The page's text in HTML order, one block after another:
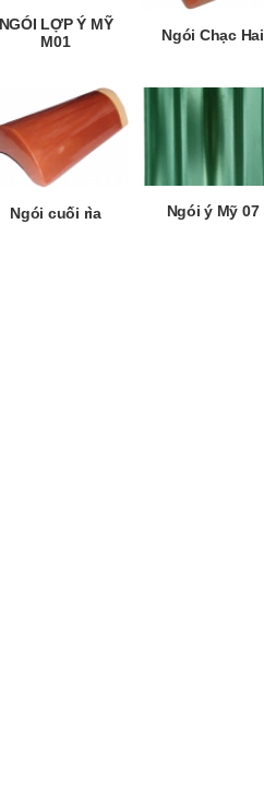
NGÓI LỢP Ý MỸ
M01
Ngói Chạc Hai
Ngói cuối rìa Ngói ý Mỹ 07